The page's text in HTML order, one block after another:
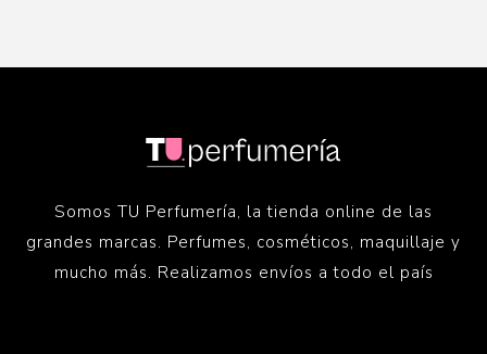
Somos TU Perfumería, la tienda online de las
grandes marcas. Perfumes, cosméticos, maquillaje y
mucho más. Realizamos envíos a todo el país